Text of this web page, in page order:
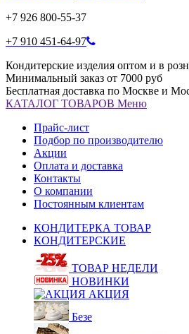
+7 926 800-55-37
+7 910 451-64-97
Кондитерские изделия оптом и в
Минимальный заказ от 7000 руб
Бесплатная доставка по Москве и
КАТАЛОГ ТОВАРОВ Меню
Прайс-лист
Подбор по производителю
Акции
Оплата и доставка
Контакты
О компании
Постоянным клиентам
КОНДИТЕРКА ТОВАР
КОНДИТЕРСКИЕ
ТОВАР НЕДЕЛИ
НОВИНКИ
АКЦИЯ
Безе